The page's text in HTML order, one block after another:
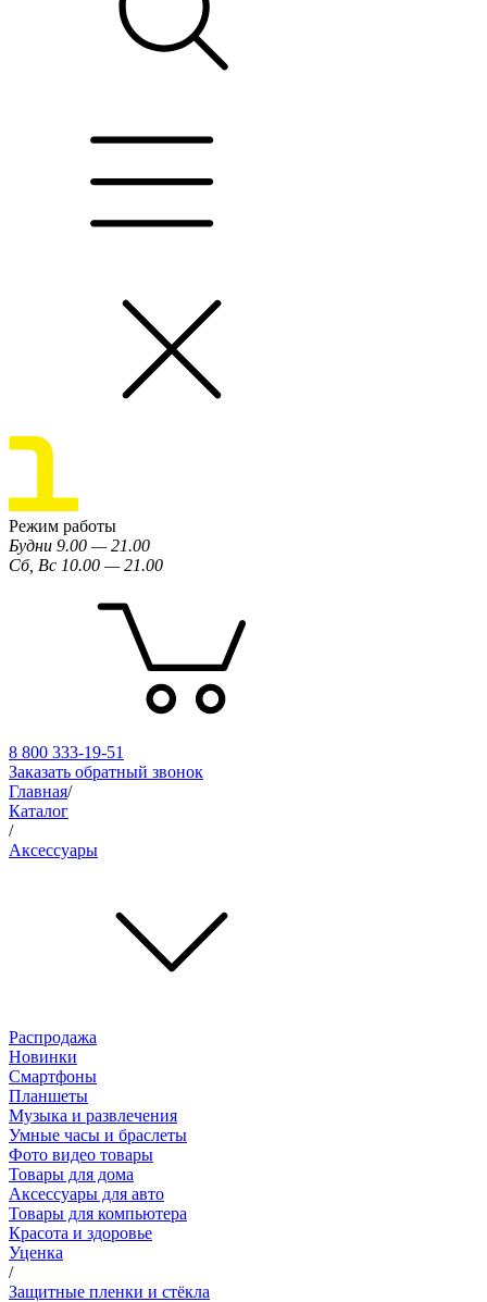
Режим работы
Будни 9.00 — 21.00
Сб, Вс 10.00 — 21.00
8 800 333-19-51
Заказать обратный звонок
Главная/
Каталог
/
Аксессуары
Распродажа
Новинки
Смартфоны
Планшеты
Музыка и развлечения
Умные часы и браслеты
Фото видео товары
Товары для дома
Аксессуары для авто
Товары для компьютера
Красота и здоровье
Уценка
/
Защитные пленки и стёкла